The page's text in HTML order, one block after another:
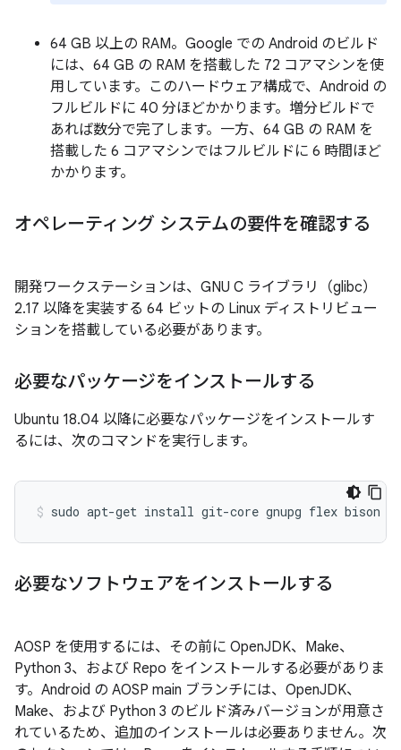
64 GB 以上の RAM。Google での Android のビルド
には、64 GB の RAM を搭載した 72 コアマシンを使
用しています。このハードウェア構成で、Android の
フルビルドに 40 分ほどかかります。増分ビルドで
あれば数分で完了します。一方、64 GB の RAM を
搭載した 6 コアマシンではフルビルドに 6 時間ほど
かかります。
オペレーティング システムの要件を確認する
開発ワークステーションは、GNU C ライブラリ（glibc）
2.17 以降を実装する 64 ビットの Linux ディストリビュー
ションを搭載している必要があります。
必要なパッケージをインストールする
Ubuntu 18.04 以降に必要なパッケージをインストールす
るには、次のコマンドを実行します。
sudo apt-get install git-core gnupg flex bison
必要なソフトウェアをインストールする
AOSP を使用するには、その前に OpenJDK、Make、
Python 3、および Repo をインストールする必要がありま
す。Android の AOSP main ブランチには、OpenJDK、
Make、および Python 3 のビルド済みバージョンが用意さ
れているため、追加のインストールは必要ありません。次